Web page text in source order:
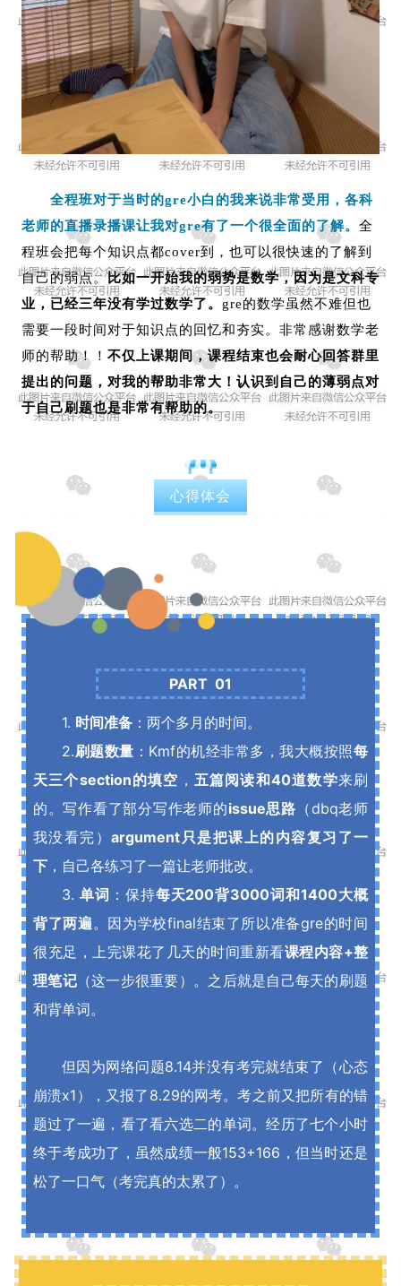
全程班对于当时的gre小白的我来说非常受用，各科
老师的直播录播课让我对gre有了一个很全面的了解。 全
程班会把每个知识点都cover到，也可以很快速的了解到
自己的弱点。比如一开始我的弱势是数学，因为是文科专
业，已经三年没有学过数学了。 gre的数学虽然不难但也
需要一段时间对于知识点的回忆和夯实。非常感谢数学老
师的帮助！！ 不仅上课期间，课程结束也会耐心回答群里
提出的问题，对我的帮助非常大！认识到自己的薄弱点对
于自己刷题也是非常有帮助的。
心得体会
PART 01
1. 时间准备 ：两个多月的时间。
2.刷题数量 ：Kmf的机经非常多，我大概按照每
天三个section的填空 ， 五篇阅读和40道数学来刷
的。写作看了部分写作老师的issue思路 （dbq老师
我没看完）argument只是把课上的内容复习了一
下 ，自己各练习了一篇让老师批改。
3. 单词 ：保持每天200背3000词和1400大概
背了两遍。因为学校final结束了所以准备gre的时间
很充足，上完课花了几天的时间重新看课程内容+整
理笔记（这一步很重要）。之后就是自己每天的刷题
和背单词。
但因为网络问题8.14并没有考完就结束了（心态
崩溃x1），又报了8.29的网考。考之前又把所有的错
题过了一遍，看了看六选二的单词。经历了七个小时
终于考成功了，虽然成绩一般153+166，但当时还是
松了一口气（考完真的太累了）。